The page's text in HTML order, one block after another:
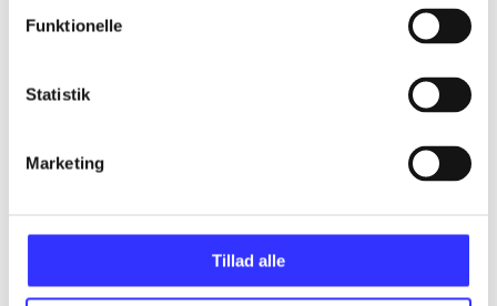
Funktionelle
Statistik
Marketing
Tillad alle
Artikler